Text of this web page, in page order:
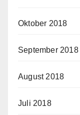
Oktober 2018
September 2018
August 2018
Juli 2018